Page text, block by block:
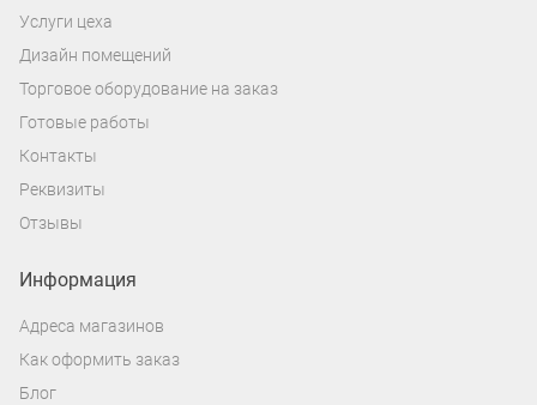
под установку динамиков любых
размеров.
Услуги цеха
Дизайн помещений
Торговое оборудование на заказ
Готовые работы
Контакты
Реквизиты
Отзывы
Информация
Адреса магазинов
Как оформить заказ
Блог